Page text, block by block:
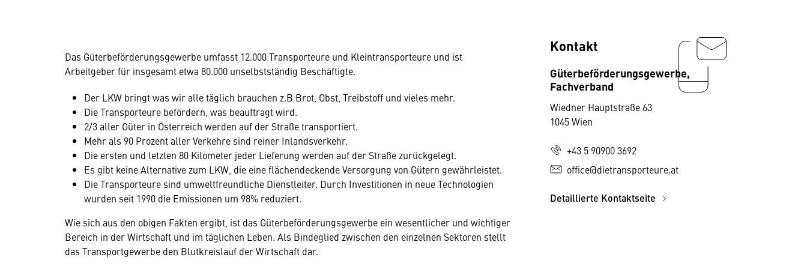
Das Güterbeförderungsgewerbe umfasst 12.000 Transporteure und Kleintransporteure und ist
Arbeitgeber für insgesamt etwa 80.000 unselbstständig Beschäftigte.
Der LKW bringt was wir alle täglich brauchen z.B Brot, Obst, Treibstoff und vieles mehr.
Die Transporteure befördern, was beauftragt wird.
2/3 aller Güter in Österreich werden auf der Straße transportiert.
Mehr als 90 Prozent aller Verkehre sind reiner Inlandsverkehr.
Die ersten und letzten 80 Kilometer jeder Lieferung werden auf der Straße zurückgelegt.
Es gibt keine Alternative zum LKW, die eine flächendeckende Versorgung von Gütern gewährleistet.
Die Transporteure sind umweltfreundliche Dienstleiter. Durch Investitionen in neue Technologien
wurden seit 1990 die Emissionen um 98% reduziert.
Wie sich aus den obigen Fakten ergibt, ist das Güterbeförderungsgewerbe ein wesentlicher und wichtiger
Bereich in der Wirtschaft und im täglichen Leben. Als Bindeglied zwischen den einzelnen Sektoren stellt
das Transportgewerbe den Blutkreislauf der Wirtschaft dar.
Kontakt
Güterbeförderungsgewerbe,
Fachverband
Wiedner Hauptstraße 63
1045 Wien
+43 5 90900 3692
office@dietransporteure.at
Detaillierte Kontaktseite